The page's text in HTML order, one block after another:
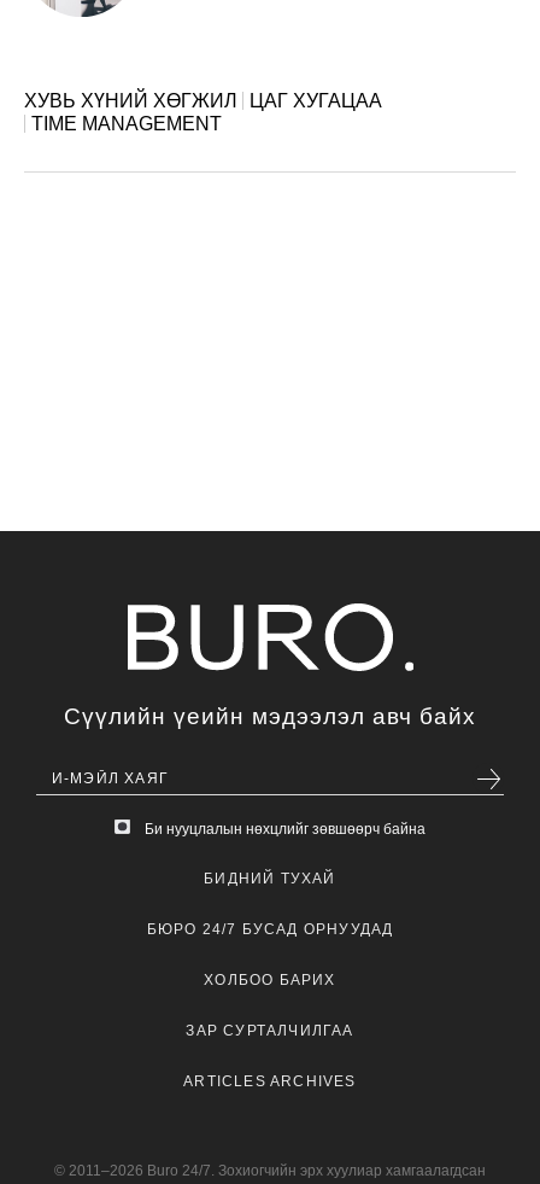
ХУВЬ ХҮНИЙ ХӨГЖИЛ
ЦАГ ХУГАЦАА
TIME MANAGEMENT
Сүүлийн үеийн мэдээлэл авч байх
Би нууцлалын нөхцлийг зөвшөөрч байна
БИДНИЙ ТУХАЙ
БЮРО 24/7 БУСАД ОРНУУДАД
ХОЛБОО БАРИХ
ЗАР СУРТАЛЧИЛГАА
ARTICLES ARCHIVES
© 2011–2026 Buro 24/7. Зохиогчийн эрх хуулиар хамгаалагдсан